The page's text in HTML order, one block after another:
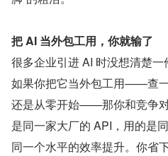
把 AI 当外包工用，你就输了
很多企业引进 AI 时没想清楚
如果你把它当外包工用——查
还是从零开始——那你和竞争
是同一家大厂的 API，用的是
同一个水平的效率提升。你省